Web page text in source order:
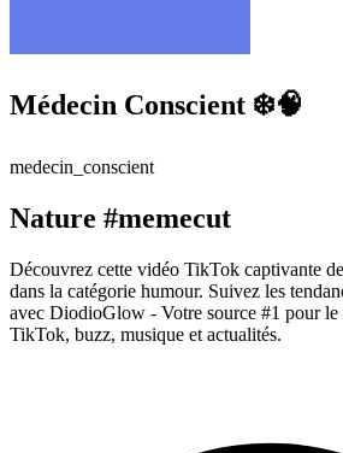
Médecin Conscient ❄️🧠
medecin_conscient
Nature #memecut
Découvrez cette vidéo TikTok captivante
dans la catégorie humour. Suivez les
avec DiodioGlow - Votre source #1 pour le
TikTok, buzz, musique et actualités.